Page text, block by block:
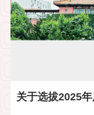
关于选拔2025